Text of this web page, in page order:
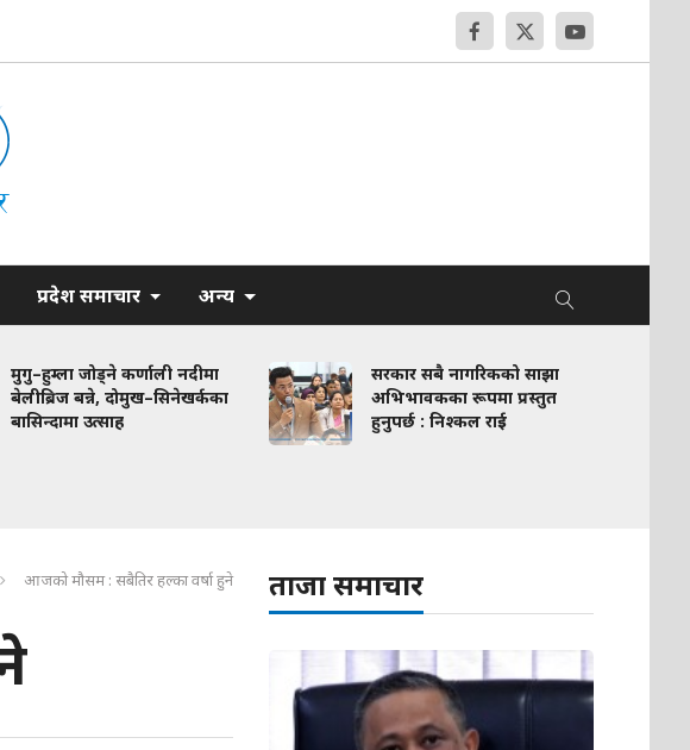
प्रदेश समाचार अन्य
मुगु–हुम्ला जोड्ने कर्णाली नदीमा
बेलीब्रिज बन्ने, दोमुख–सिनेखर्कका
बासिन्दामा उत्साह
सरकार सबै नागरिकको साझा
अभिभावकका रूपमा प्रस्तुत
हुनुपर्छ : निश्कल राई
आजको मौसम : सबैतिर हल्का वर्षा हुने ताजा समाचार